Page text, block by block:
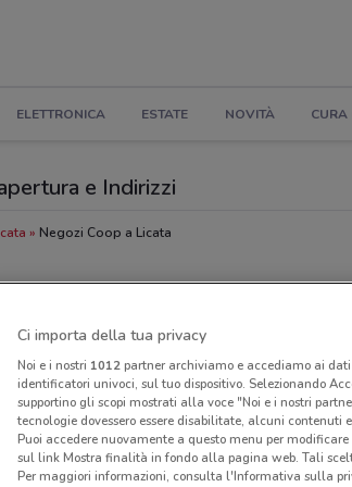
ELETTRONICA ESTATE NOVITÀ CURA
e Indirizzi
Negozi Coop a Licata
Ci importa della tua privacy
Noi e i nostri 1012partner archiviamo e accediamo ai
identificatori univoci, sul tuo dispositivo. Selezionando
supportino gli scopi mostrati alla voce "Noi e i nostri
tecnologie dovessero essere disabilitate, alcuni contenuti
Puoi accedere nuovamente a questo menu per
sul link Mostra finalità in fondo alla pagina web. Tali
Per maggiori informazioni, consulta l'Informativa sulla